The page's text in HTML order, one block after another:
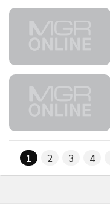
• News1
1 2 3 4